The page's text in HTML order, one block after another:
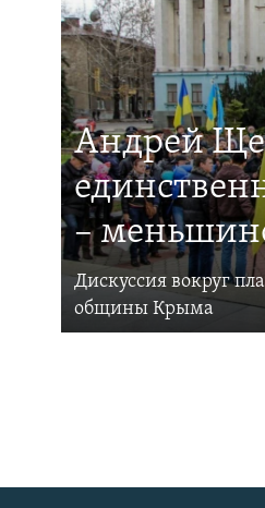
Андрей
–
Дискуссия вокруг
общины Крыма